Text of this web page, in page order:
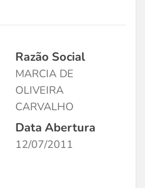
Razão Social
MARCIA DE
OLIVEIRA
CARVALHO
Data Abertura
12/07/2011